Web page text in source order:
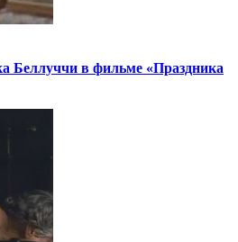
Беллуччи в фильме «Праздника